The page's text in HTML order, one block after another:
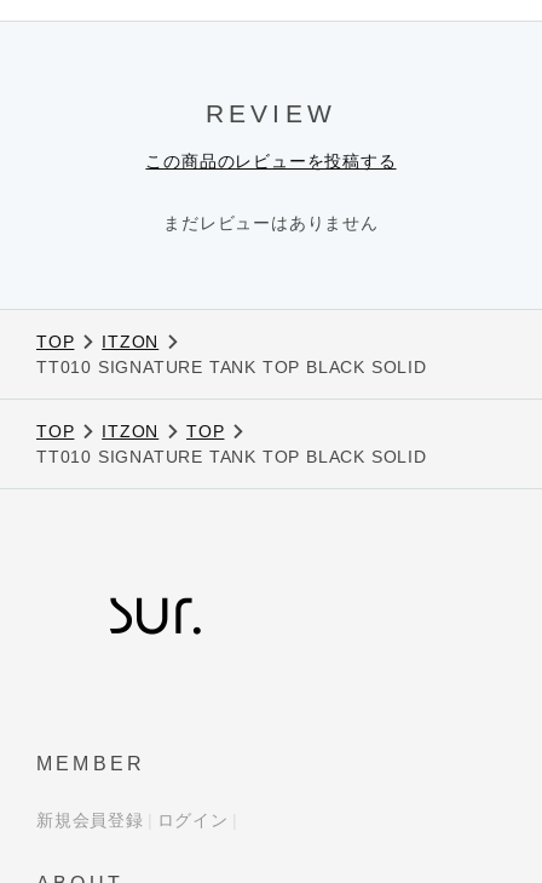
REVIEW
この商品のレビューを投稿する
まだレビューはありません
TOP
ITZON
TT010 SIGNATURE TANK TOP BLACK SOLID
TOP ITZON
TOP
TT010 SIGNATURE TANK TOP BLACK SOLID
MEMBER
新規会員登録 ログイン